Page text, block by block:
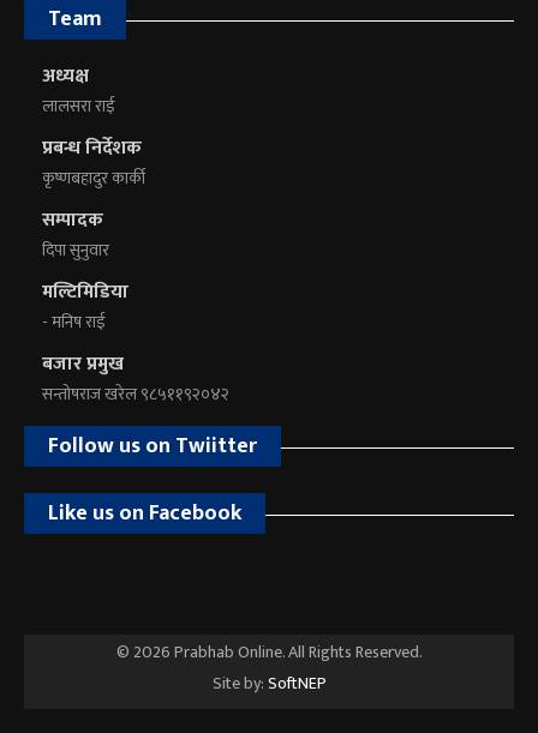
Team
अध्यक्ष
लालसरा राई
प्रबन्ध निर्देशक
कृष्णबहादुर कार्की
सम्पादक
दिपा सुनुवार
मल्टिमिडिया
- मनिष राई
बजार प्रमुख
सन्तोषराज खरेल ९८५११९२०४२
Follow us on Twiitter
Like us on Facebook
© 2026 Prabhab Online. All Rights Reserved.
Site by:SoftNEP